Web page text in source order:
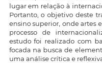
lugar em relação à
Portanto, o objetivo deste
ensino superior, onde artes
processo de
estudo foi realizado com
focada na busca de
uma análise crítica e